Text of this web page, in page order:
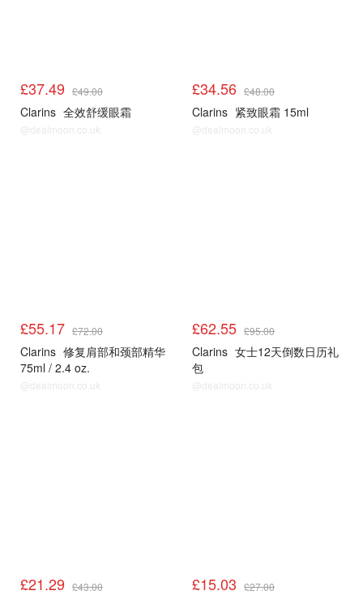
£37.49 £49.00
Clarins 全效舒缓眼霜
@dealmoon.co.uk
£34.56 £48.00
Clarins 紧致眼霜 15ml
@dealmoon.co.uk
£55.17 £72.00
Clarins 修复肩部和颈部精华
75ml / 2.4 oz.
@dealmoon.co.uk
£62.55 £95.00
Clarins 女士12天倒数日历礼
包
@dealmoon.co.uk
£21.29 £43.00 £15.03 £27.00